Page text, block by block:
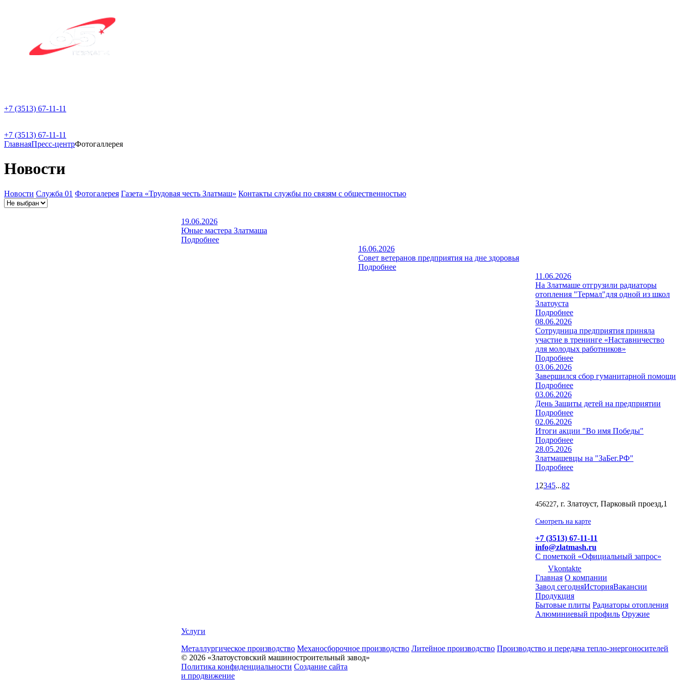
+7 (3513) 67-11-11
+7 (3513) 67-11-11
ГлавнаяПресс-центрФотогаллерея
Новости
Новости Служба 01 Фотогалерея Газета «Трудовая честь Златмаш» Контакты службы по связям с общественностью
19.06.2026
Юные мастера Златмаша
Подробнее
16.06.2026
Совет ветеранов предприятия на дне здоровья
Подробнее
11.06.2026
На Златмаше отгрузили радиаторы
отопления "Термал"для одной из школ
Златоуста
Подробнее
08.06.2026
Сотрудница предприятия приняла
участие в тренинге «Наставничество
для молодых работников»
Подробнее
03.06.2026
Завершился сбор гуманитарной помощи
Подробнее
03.06.2026
День Защиты детей на предприятии
Подробнее
02.06.2026
Итоги акции "Во имя Победы"
Подробнее
28.05.2026
Златмашевцы на "ЗаБег.РФ"
Подробнее
1 2345...82
456227, г. Златоуст, Парковый проезд,1
Смотреть на карте
+7 (3513) 67-11-11
info@zlatmash.ru
С пометкой «Официальный запрос»
Vkontakte
Главная О компании
Завод сегодняИсторияВакансии
Продукция
Бытовые плиты Радиаторы отопления
Алюминиевый профиль Оружие
Услуги
Металлургическое производство Механосборочное производство Литейное производство Производство и передача тепло-энергоносителей
© 2026 «Златоустовский машиностроительный завод»
Политика конфиденциальности Создание сайта
и продвижение